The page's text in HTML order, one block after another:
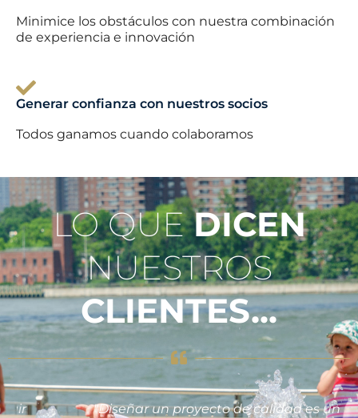
Minimice los obstáculos con nuestra combinación
de experiencia e innovación
Generar confianza con nuestros socios
Todos ganamos cuando colaboramos
LO QUEDICEN
NUESTROS
CLIENTES...
"Diseñar un proyecto de calidad es un